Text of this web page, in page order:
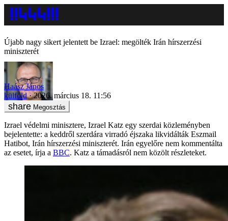
Újabb nagy sikert jelentett be Izrael: megölték Irán hírszerzési
miniszterét
Haász János
külföld
2026. március 18. 11:56
Megosztás
Izrael védelmi minisztere, Izrael Katz egy szerdai közleményben
bejelentette: a keddről szerdára virradó éjszaka likvidálták Eszmail
Hatibot, Irán hírszerzési miniszterét. Irán egyelőre nem kommentálta
az esetet, írja a BBC. Katz a támadásról nem közölt részleteket.